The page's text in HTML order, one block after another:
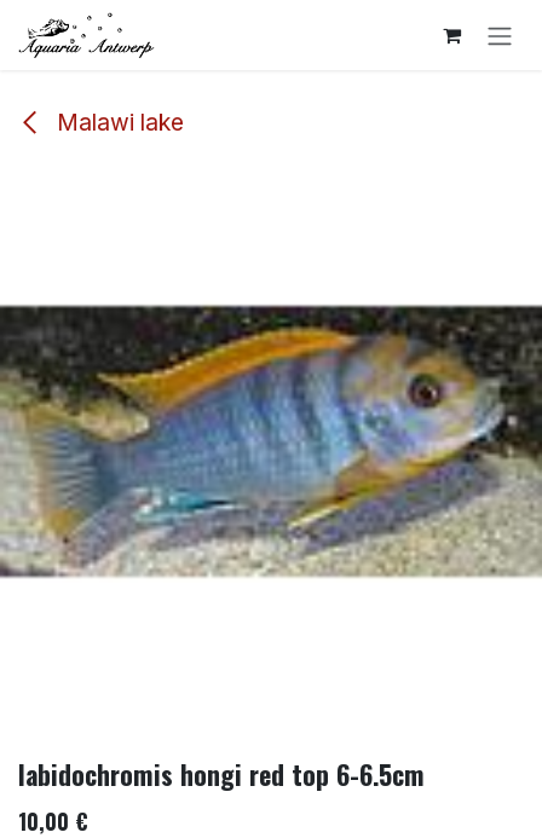
Overslaan naar inhoud
Malawi lake
labidochromis hongi red top 6-6.5cm
10,00 €